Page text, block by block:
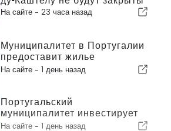
На сайте - 23 часа назад
Муниципалитет в Португалии
предоставит жилье
гражданам
На сайте - 1 день назад
Португальский
муниципалитет инвестирует
более 190 000 евро в систему
На сайте - 1 день назад